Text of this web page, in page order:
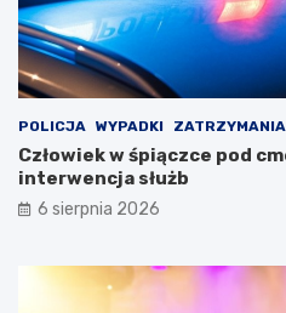
POLICJA WYPADKI ZATRZYMANIA
Człowiek w śpiączce pod
interwencja służb
6 sierpnia 2026